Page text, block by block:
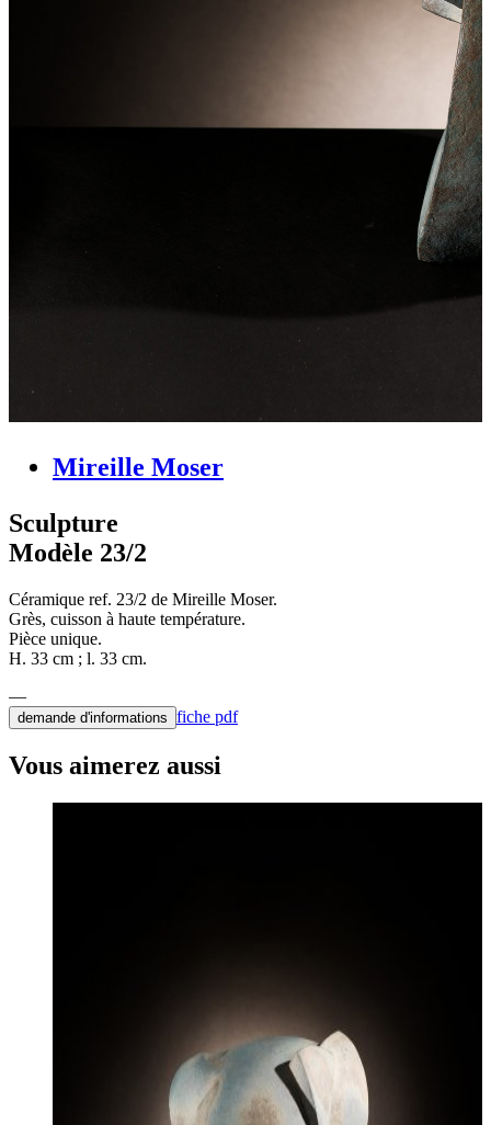
Mireille Moser
Sculpture
Modèle 23/2
Céramique ref. 23/2 de Mireille Moser.
Grès, cuisson à haute température.
Pièce unique.
H. 33 cm ; l. 33 cm.
demande d'informations fiche pdf
Vous aimerez aussi